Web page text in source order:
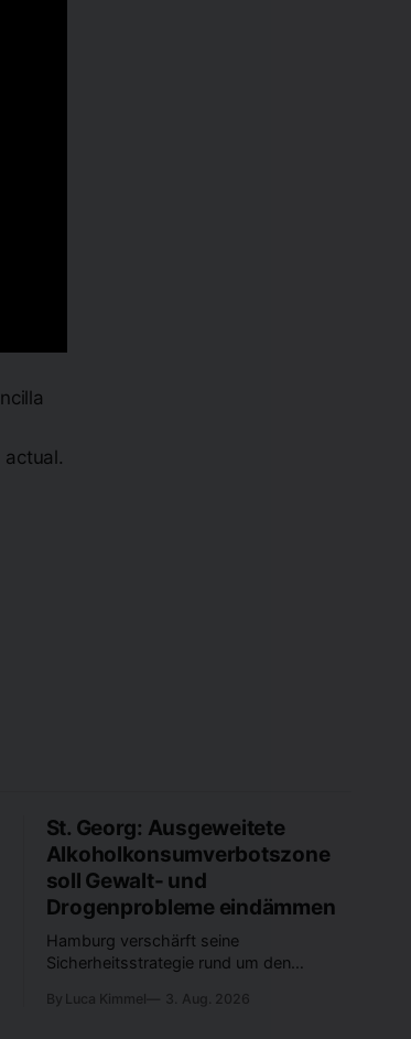
St. Georg: Ausgeweitete
Alkoholkonsumverbotszone
soll Gewalt- und
Drogenprobleme eindämmen
Hamburg verschärft seine
Sicherheitsstrategie rund um den
das Alkoholkonsumverbot nicht mehr
By Luca Kimmel 3. Aug. 2026